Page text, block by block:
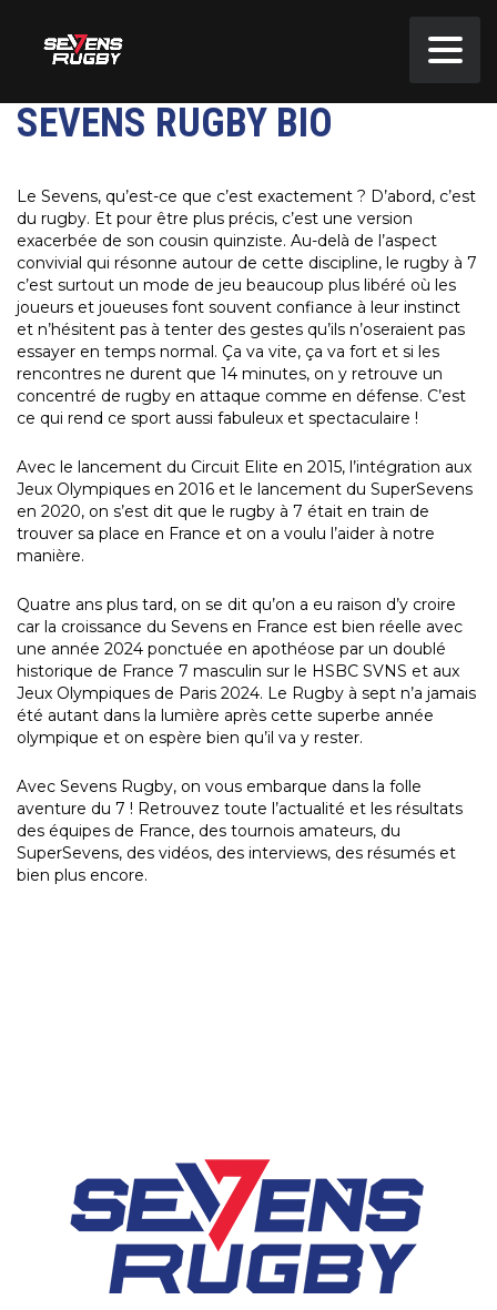
SEVENS RUGBY BIO
Le Sevens, qu’est-ce que c’est exactement ? D’abord, c’est
du rugby. Et pour être plus précis, c’est une version
exacerbée de son cousin quinziste. Au-delà de l’aspect
convivial qui résonne autour de cette discipline, le rugby à 7
c’est surtout un mode de jeu beaucoup plus libéré où les
joueurs et joueuses font souvent confiance à leur instinct
et n’hésitent pas à tenter des gestes qu’ils n’oseraient pas
essayer en temps normal. Ça va vite, ça va fort et si les
rencontres ne durent que 14 minutes, on y retrouve un
concentré de rugby en attaque comme en défense. C’est
ce qui rend ce sport aussi fabuleux et spectaculaire !
Avec le lancement du Circuit Elite en 2015, l’intégration aux
Jeux Olympiques en 2016 et le lancement du SuperSevens
en 2020, on s’est dit que le rugby à 7 était en train de
trouver sa place en France et on a voulu l’aider à notre
manière.
Quatre ans plus tard, on se dit qu’on a eu raison d’y croire
car la croissance du Sevens en France est bien réelle avec
une année 2024 ponctuée en apothéose par un doublé
historique de France 7 masculin sur le HSBC SVNS et aux
Jeux Olympiques de Paris 2024. Le Rugby à sept n’a jamais
été autant dans la lumière après cette superbe année
olympique et on espère bien qu’il va y rester.
Avec Sevens Rugby, on vous embarque dans la folle
aventure du 7 ! Retrouvez toute l’actualité et les résultats
des équipes de France, des tournois amateurs, du
SuperSevens, des vidéos, des interviews, des résumés et
bien plus encore.